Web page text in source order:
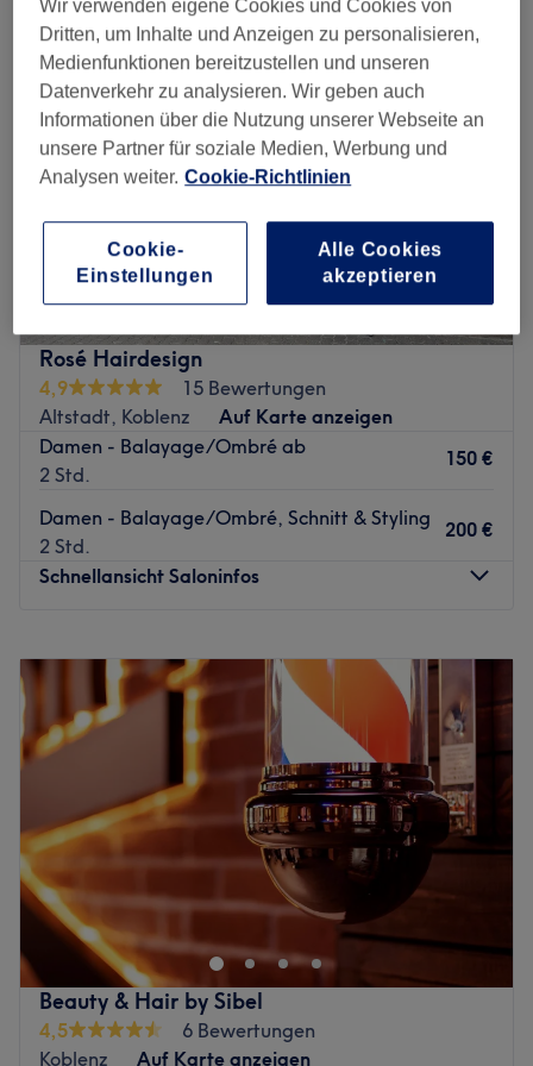
Rosé Hairdesign
4,9
15 Bewertungen
Altstadt, Koblenz
Auf Karte anzeigen
Damen - Balayage/Ombré ab
2 Std.
150 €
Damen - Balayage/Ombré, Schnitt & Styling
2 Std.
200 €
Schnellansicht Saloninfos
Dienstag
09:00 – 18:00
Mittwoch
09:00– 18:00
Donnerstag
– 18:00
Freitag
09:00 –19:00
09:00–18:00
Sonntag
Geschlossen
Ein Schnitt, der sitzt – ein Look, der wirkt. Im Friseursalon
Rosé Hairdesign in Koblenz steht deine Persönlichkeit im
Mittelpunkt. Ob ein frischer Haarschnitt, strahlende
Colorationen, schonende Pflegebehandlungen oder
typgerechtes Styling – im Rosé Hairdesign bekommst du
alles, was dein Haar braucht, um gesund, lebendig und
ausdrucksstark zu wirken.
Beauty & Hair by Sibel
4,5
6 Bewertungen
Koblenz
Auf Karte anzeigen
Wir verwenden eigene Cookies und Cookies von
Dritten, um Inhalte und Anzeigen zu personalisieren,
Medienfunktionen bereitzustellen und unseren
Datenverkehr zu analysieren. Wir geben auch
Informationen über die Nutzung unserer Webseite an
unsere Partner für soziale Medien, Werbung und
Analysen weiter. Cookie-Richtlinien
Cookie-
Einstellungen
Alle Cookies
akzeptieren